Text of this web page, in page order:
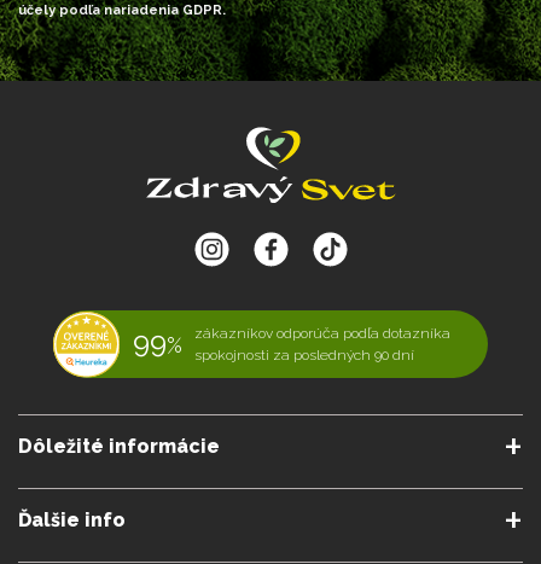
účely podľa nariadenia GDPR.
99%
zákazníkov odporúča podľa dotazníka
spokojnosti za posledných 90 dní
Dôležité informácie
Ďalšie info